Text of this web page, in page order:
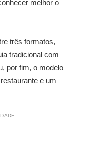
melhor o
três formatos,
tradicional com
por fim, o modelo
e um